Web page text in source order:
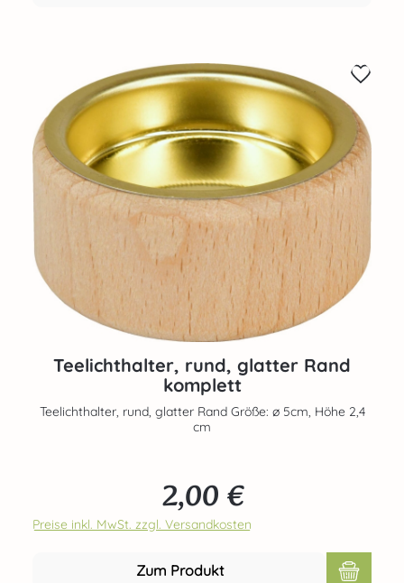
Teelichthalter, rund, glatter Rand
komplett
Teelichthalter, rund, glatter Rand Größe: ø 5cm, Höhe 2,4
cm
Regulärer Preis:
2,00 €
Preise inkl. MwSt. zzgl. Versandkosten
Zum Produkt